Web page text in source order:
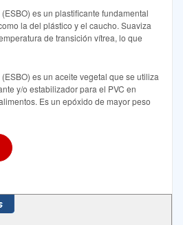
es un plastificante fundamental
la del plástico y el caucho. Suaviza
de transición vítrea, lo que
es un aceite vegetal que se utiliza
y/o estabilizador para el PVC en
Es un epóxido de mayor peso